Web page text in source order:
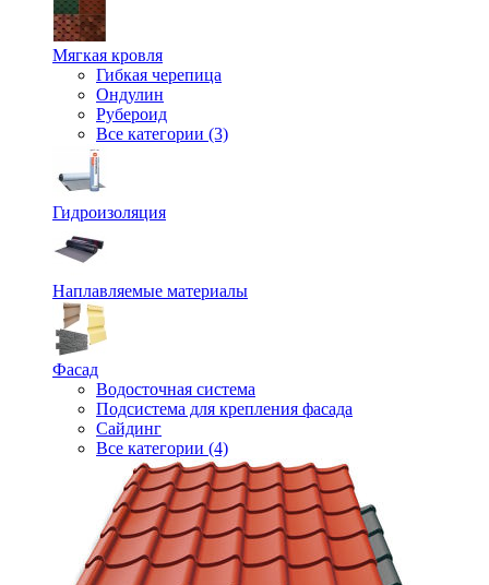
Мягкая кровля
Гибкая черепица
Ондулин
Рубероид
Все категории (3)
Гидроизоляция
Наплавляемые материалы
Фасад
Водосточная система
Подсистема для крепления фасада
Сайдинг
Все категории (4)